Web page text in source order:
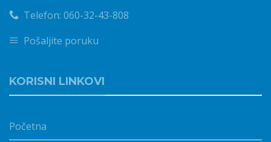
Telefon: 060-32-43-808
Pošaljite poruku
KORISNI LINKOVI
Početna